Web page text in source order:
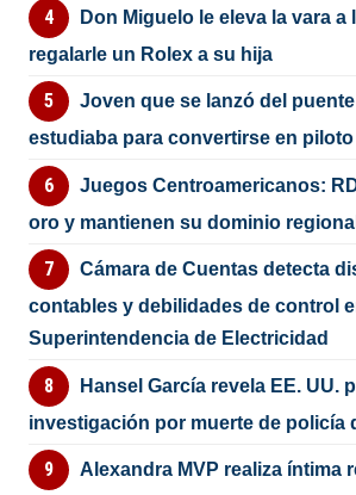
Don Miguelo le eleva la vara a
regalarle un Rolex a su hija
Joven que se lanzó del
estudiaba para convertirse en piloto
Juegos Centroamericanos:
oro y mantienen su dominio regional
Cámara de Cuentas detecta
contables y debilidades de control
Superintendencia de Electricidad
Hansel García revela EE. UU.
investigación por muerte de policía
Alexandra MVP realiza íntima